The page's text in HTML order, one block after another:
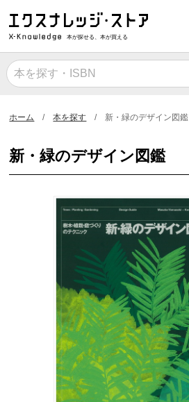
本が探せる、本が買える
ホーム 本を探す 新・緑のデザイン図鑑
新・緑のデザイン図鑑